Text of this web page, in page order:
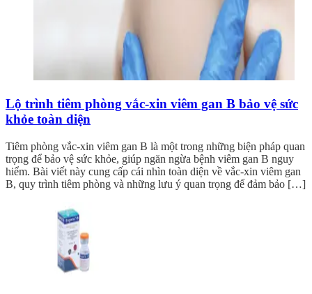
Lộ trình tiêm phòng vắc-xin viêm gan B bảo vệ sức
khỏe toàn diện
Tiêm phòng vắc-xin viêm gan B là một trong những biện pháp quan
trọng để bảo vệ sức khỏe, giúp ngăn ngừa bệnh viêm gan B nguy
hiểm. Bài viết này cung cấp cái nhìn toàn diện về vắc-xin viêm gan
B, quy trình tiêm phòng và những lưu ý quan trọng để đảm bảo […]